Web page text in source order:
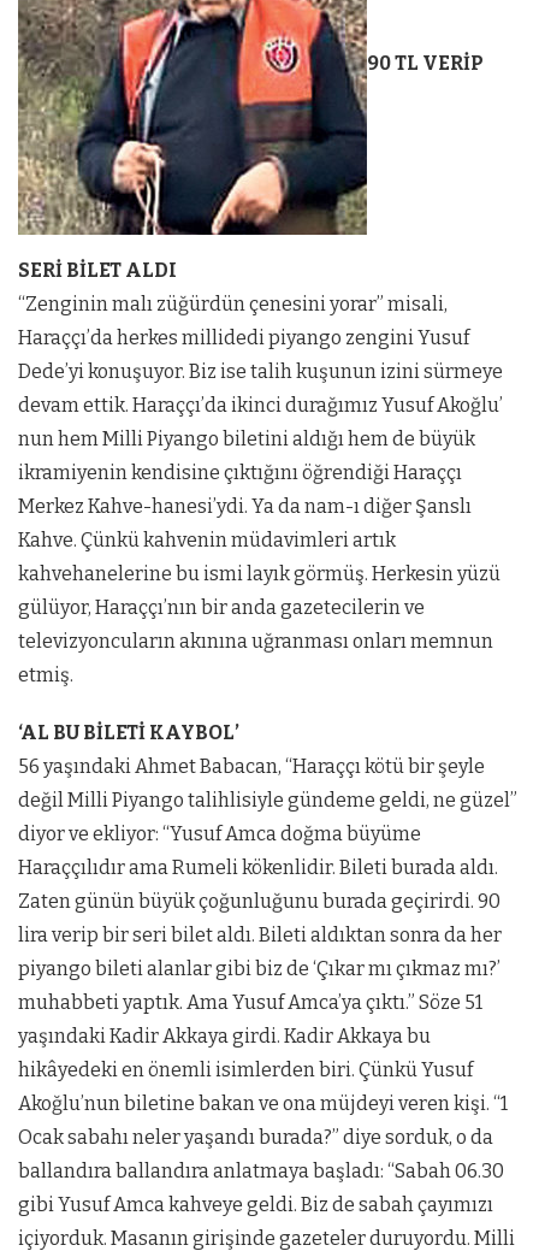
90 TL VERİP
SERİ BİLET ALDI
“Zenginin malı züğürdün çenesini yorar” misali,
Haraççı’da herkes millidedi piyango zengini Yusuf
Dede’yi konuşuyor. Biz ise talih kuşunun izini sürmeye
devam ettik. Haraççı’da ikinci durağımız Yusuf Akoğlu’
nun hem Milli Piyango biletini aldığı hem de büyük
ikramiyenin kendisine çıktığını öğrendiği Haraççı
Merkez Kahve-hanesi’ydi. Ya da nam-ı diğer Şanslı
Kahve. Çünkü kahvenin müdavimleri artık
kahvehanelerine bu ismi layık görmüş. Herkesin yüzü
gülüyor, Haraççı’nın bir anda gazetecilerin ve
televizyoncuların akınına uğranması onları memnun
etmiş.
‘AL BU BİLETİ KAYBOL’
56 yaşındaki Ahmet Babacan, “Haraççı kötü bir şeyle
değil Milli Piyango talihlisiyle gündeme geldi, ne güzel”
diyor ve ekliyor: “Yusuf Amca doğma büyüme
Haraççılıdır ama Rumeli kökenlidir. Bileti burada aldı.
Zaten günün büyük çoğunluğunu burada geçirirdi. 90
lira verip bir seri bilet aldı. Bileti aldıktan sonra da her
piyango bileti alanlar gibi biz de ‘Çıkar mı çıkmaz mı?’
muhabbeti yaptık. Ama Yusuf Amca’ya çıktı.” Söze 51
yaşındaki Kadir Akkaya girdi. Kadir Akkaya bu
hikâyedeki en önemli isimlerden biri. Çünkü Yusuf
Akoğlu’nun biletine bakan ve ona müjdeyi veren kişi. “1
Ocak sabahı neler yaşandı burada?” diye sorduk, o da
ballandıra ballandıra anlatmaya başladı: “Sabah 06.30
gibi Yusuf Amca kahveye geldi. Biz de sabah çayımızı
içiyorduk. Masanın girişinde gazeteler duruyordu. Milli